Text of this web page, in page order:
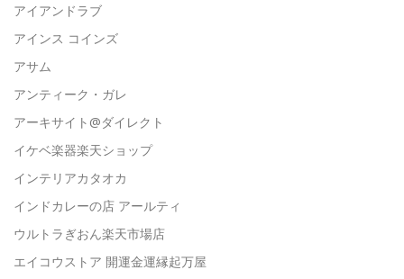
アイアンドラブ
アインス コインズ
アサム
アンティーク・ガレ
アーキサイト@ダイレクト
イケベ楽器楽天ショップ
インテリアカタオカ
インドカレーの店 アールティ
ウルトラぎおん楽天市場店
エイコウストア 開運金運縁起万屋